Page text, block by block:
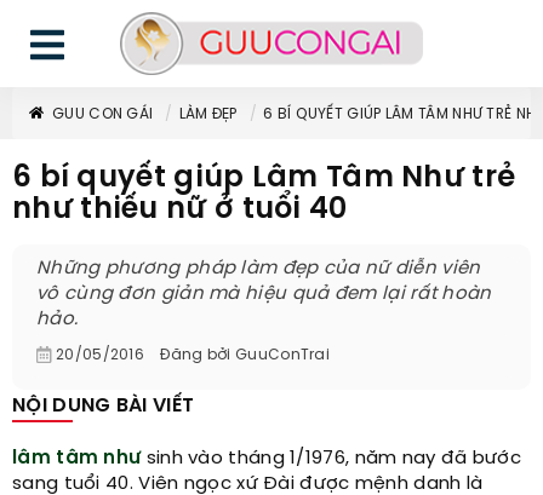
GUU CON GÁI LÀM ĐẸP 6 BÍ QUYẾT GIÚP LÂM TÂM NHƯ TRẺ
6 bí quyết giúp Lâm Tâm Như trẻ
như thiếu nữ ở tuổi 40
Những phương pháp làm đẹp của nữ diễn viên
vô cùng đơn giản mà hiệu quả đem lại rất hoàn
hảo.
20/05/2016 Đăng bởi GuuConTrai
NỘI DUNG BÀI VIẾT
lâm tâm nhưsinh vào tháng 1/1976, năm nay đã bước
sang tuổi 40. Viên ngọc xứ Đài được mệnh danh là